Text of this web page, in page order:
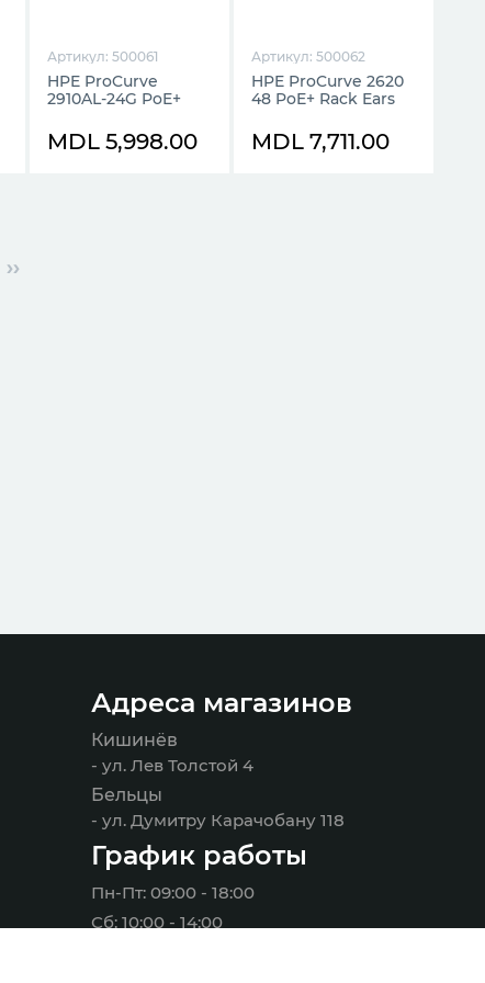
Артикул: 500061
HPE ProCurve
2910AL-24G PoE+
MDL 5,998.00
Артикул: 500062
HPE ProCurve 2620
48 PoE+ Rack Ears
MDL 7,711.00
››
Адреса магазинов
Кишинёв
- ул. Лев Толстой 4
Бельцы
- ул. Думитру Карачобану 118
График работы
Пн-Пт: 09:00 - 18:00
Сб: 10:00 - 14:00